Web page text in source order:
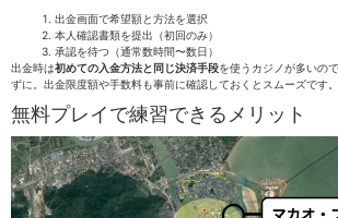
出金画面で希望額と方法を選択
本人確認書類を提出（初回のみ）
承認を待つ（通常数時間〜数日）
出金時は初めての入金方法と同じ決済手段を使うカジノが多いの
ずに。出金限度額や手数料も事前に確認しておくとスムーズです。
無料プレイで練習できるメリット